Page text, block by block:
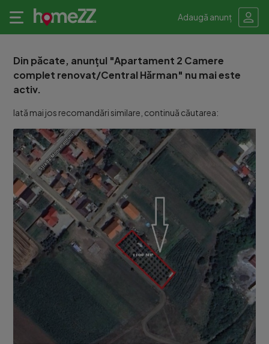
Adaugă anunț
Din păcate, anunțul "Apartament 2 Camere
complet renovat/Central Hărman" nu mai este
activ.
Iată mai jos recomandări similare, continuă căutarea: